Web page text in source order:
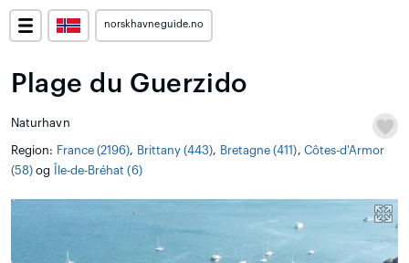
norskhavneguide.no
Plage du Guerzido
Naturhavn
Region: France (2196), Brittany (443), Bretagne (411), Côtes-d'Armor
(58) og Île-de-Bréhat (6)